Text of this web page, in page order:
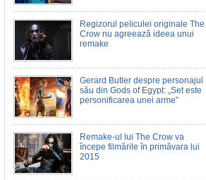
Regizorul peliculei originale The
Crow nu agreează ideea unui
remake
Gerard Butler despre personajul
său din Gods of Egypt: „Set este
personificarea unei arme”
Remake-ul lui The Crow va
începe filmările în primăvara lui
2015